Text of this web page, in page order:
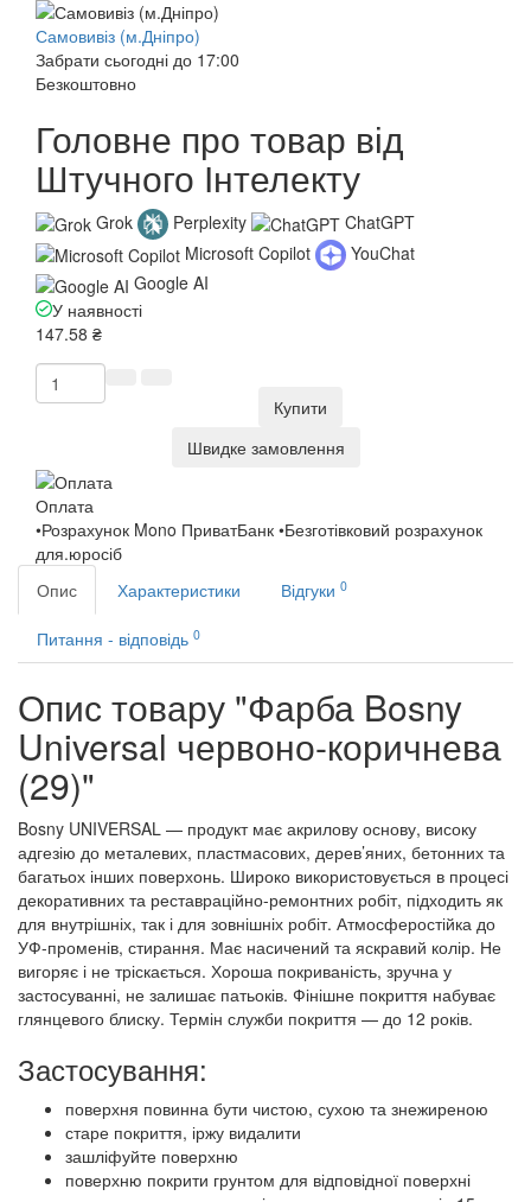
Самовивіз (м.Дніпро)
Забрати сьогодні до 17:00
Безкоштовно
Головне про товар від
Штучного Інтелекту
Grok Perplexity
ChatGPT
Microsoft Copilot
YouChat
Google AI
У наявності
147.58 ₴
Купити
Швидке замовлення
Оплата
•Розрахунок Mono ПриватБанк •Безготівковий розрахунок
для.юросіб
Опис
Характеристики Відгуки 0
Питання - відповідь 0
Опис товару "Фарба Bosny
Universal червоно-коричнева
(29)"
Bosny UNIVERSAL — продукт має акрилову основу, високу
адгезію до металевих, пластмасових, дерев’яних, бетонних та
багатьох інших поверхонь. Широко використовується в процесі
декоративних та реставраційно-ремонтних робіт, підходить як
для внутрішніх, так і для зовнішніх робіт. Атмосферостійка до
УФ-променів, стирання. Має насичений та яскравий колір. Не
вигоряє і не тріскається. Хороша покриваність, зручна у
застосуванні, не залишає патьоків. Фінішне покриття набуває
глянцевого блиску. Термін служби покриття — до 12 років.
Застосування:
поверхня повинна бути чистою, сухою та знежиреною
старе покриття, іржу видалити
зашліфуйте поверхню
поверхню покрити грунтом для відповідної поверхні